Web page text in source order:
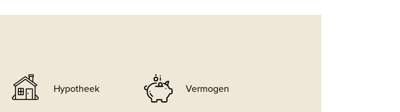
Hypotheek Vermogen